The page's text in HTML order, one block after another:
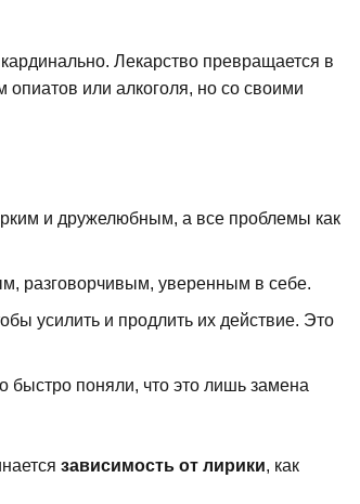
Лекарство превращается в
или алкоголя, но со своими
и дружелюбным, а все проблемы как
разговорчивым, уверенным в себе.
усилить и продлить их действие. Это
быстро поняли, что это лишь замена
зависимость от лирики, как